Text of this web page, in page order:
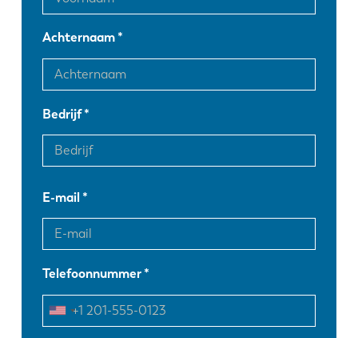
Achternaam
Bedrijf
E-mail
Telefoonnummer
EN NL